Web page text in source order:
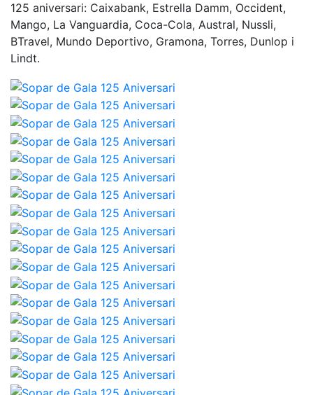
125 aniversari: Caixabank, Estrella Damm, Occident,
Mango, La Vanguardia, Coca-Cola, Austral, Nussli,
BTravel, Mundo Deportivo, Gramona, Torres, Dunlop i
Lindt.